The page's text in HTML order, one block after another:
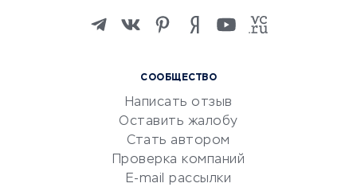
Изучение иностранных
Маркетинг и продажи
Репетиторство
Красота и здоровье
Сервисы по поиску работы
Сетевой маркетинг
СООБЩЕСТВО
Написать отзыв
Оставить жалобу
Стать автором
Проверка компаний
E-mail рассылки